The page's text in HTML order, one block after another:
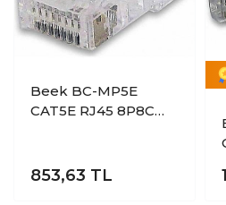
Beek BC-MP5E
CAT5E RJ45 8P8C
Konnektör (100 lü
Paket)
853,63 TL